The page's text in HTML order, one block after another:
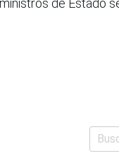
de Estado